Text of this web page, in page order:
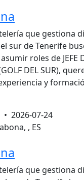
que gestiona
sur de Tenerife
roles de JEFE
DEL SUR),
y
• 2026-07-24
, ES
que gestiona